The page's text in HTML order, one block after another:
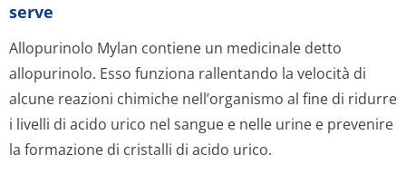
serve
Allopurinolo Mylan contiene un medicinale detto
allopurinolo. Esso funziona rallentando la velocità di
alcune reazioni chimiche nell’organismo al fine di ridurre
i livelli di acido urico nel sangue e nelle urine e prevenire
la formazione di cristalli di acido urico.